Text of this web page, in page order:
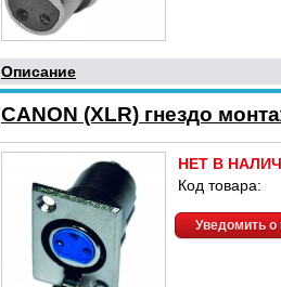
Описание
CANON (XLR) гнездо
НЕТ В
Код товара:
Уведомить о